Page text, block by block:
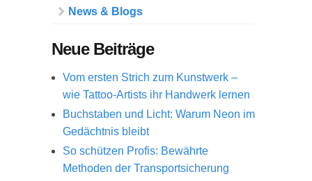
News & Blogs
Neue Beiträge
Vom ersten Strich zum Kunstwerk –
wie Tattoo-Artists ihr Handwerk lernen
Buchstaben und Licht: Warum Neon im
Gedächtnis bleibt
So schützen Profis: Bewährte
Methoden der Transportsicherung